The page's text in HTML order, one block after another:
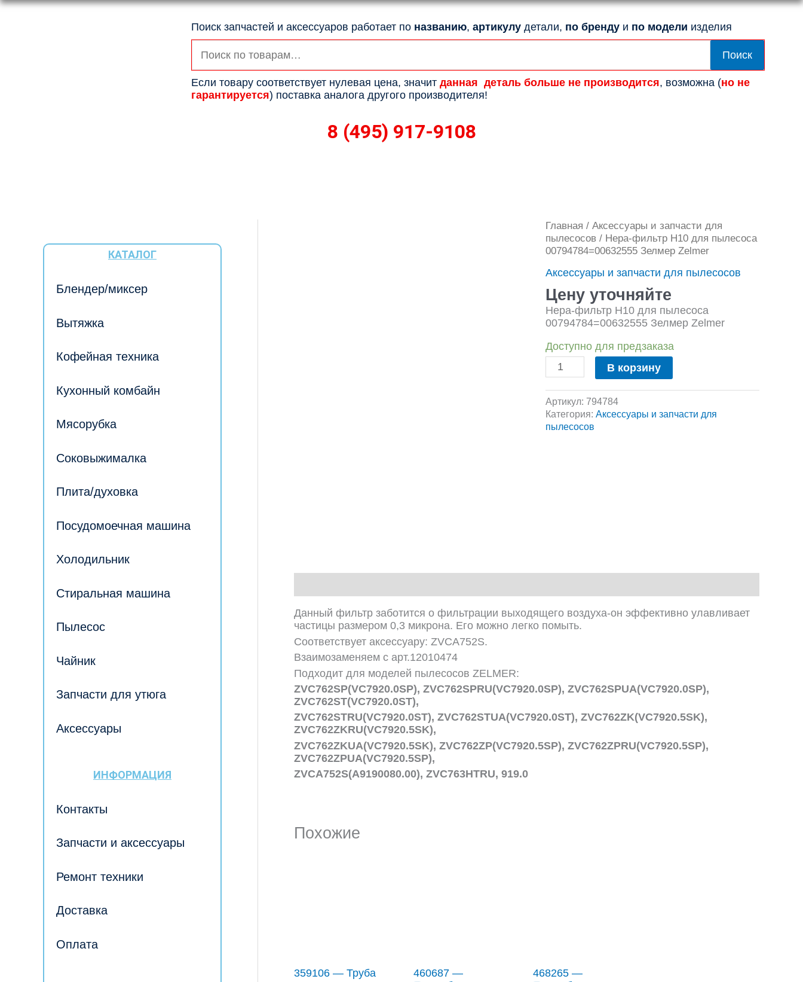
Поиск запчастей и аксессуаров работает по названию, артикулу детали, по бренду и по модели изделия
Поиск
Если товару соответствует нулевая цена, значит данная деталь больше не производится, возможна (но не
гарантируется) поставка аналога другого производителя!
8 (495) 917-9108
КАТАЛОГ
Блендер/миксер
Вытяжка
Кофейная техника
Кухонный комбайн
Мясорубка
Соковыжималка
Плита/духовка
Посудомоечная машина
Холодильник
Стиральная машина
Пылесос
Чайник
Запчасти для утюга
Аксессуары
ИНФОРМАЦИЯ
Контакты
Запчасти и аксессуары
Ремонт техники
Доставка
Оплата
Главная / Аксессуары и запчасти для
пылесосов/ Нера-фильтр Н10 для пылесоса
00794784=00632555 Зелмер Zelmer
Аксессуары и запчасти для пылесосов
Цену уточняйте
Нера-фильтр Н10 для пылесоса
00794784=00632555 Зелмер Zelmer
Доступно для предзаказа
Количество
товара
Нера-
Н10
для
пылесоса
00794784=00632555
Зелмер
В корзину
Артикул: 794784
Категория: Аксессуары и запчасти для
пылесосов
Данный фильтр заботится о фильтрации выходящего воздуха-он эффективно улавливает
частицы размером 0,3 микрона. Его можно легко помыть.
Соответствует аксессуару: ZVCA752S.
Взаимозаменяем с арт.12010474
Подходит для моделей пылесосов ZELMER:
ZVC762SP(VC7920.0SP), ZVC762SPRU(VC7920.0SP), ZVC762SPUA(VC7920.0SP),
ZVC762ST(VC7920.0ST),
ZVC762STRU(VC7920.0ST), ZVC762STUA(VC7920.0ST), ZVC762ZK(VC7920.5SK),
ZVC762ZKRU(VC7920.5SK),
ZVC762ZKUA(VC7920.5SK), ZVC762ZP(VC7920.5SP), ZVC762ZPRU(VC7920.5SP),
ZVC762ZPUA(VC7920.5SP),
ZVCA752S(A9190080.00), ZVC763HTRU, 919.0
Похожие
359106 — Труба
460687 —
468265 —